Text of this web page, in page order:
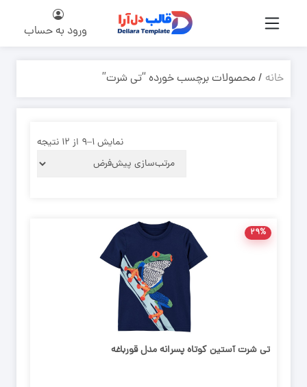
ورود به حساب
خانه / محصولات برچسب خورده “تی شرت”
نمایش ۱–۹ از ۱۲ نتیجه
۲۹%
تی شرت آستین کوتاه پسرانه مدل قورباغه